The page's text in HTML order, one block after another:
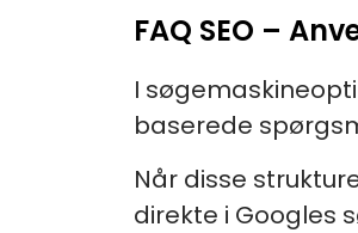
FAQ SEO –
I
baserede
Når disse
direkte i Googles